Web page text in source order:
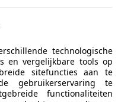
worden geopend en
Opvallende
nog meer.
interieur van de Lotus
ruimte kan dus
zijn echter behoorlijk
technologische
en vergelijkbare tools op
sitefuncties aan te
gebruikerservaring te
functionaliteiten